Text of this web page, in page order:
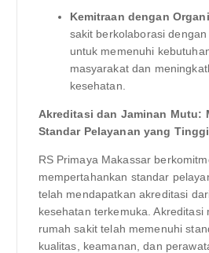
Kemitraan dengan
sakit berkolaborasi
untuk memenuhi
masyarakat dan
kesehatan.
Akreditasi dan Jaminan Mutu:
Standar Pelayanan yang Tinggi
RS Primaya Makassar
mempertahankan standar
telah mendapatkan akreditasi
kesehatan terkemuka. Akreditasi
rumah sakit telah memenuhi
kualitas, keamanan, dan